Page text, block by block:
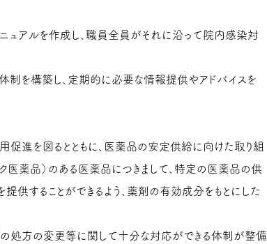
ュアルを作成し、職員全員がそれに沿って院内感染対
を構築し、定期的に必要な情報提供やアドバイスを
促進を図るとともに、医薬品の安定供給に向けた取り組
医薬品）のある医薬品につきまして、特定の医薬品の供
供することができるよう、薬剤の有効成分をもとにした
処方の変更等に関して十分な対応ができる体制が整備